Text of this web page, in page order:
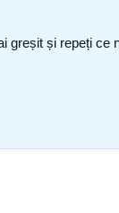
și repeți